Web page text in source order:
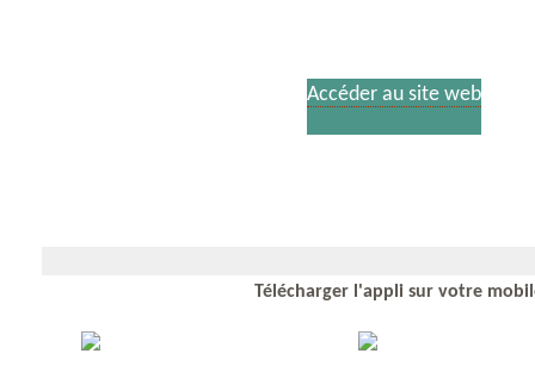
Accéder au site web
Télécharger l'appli sur votre